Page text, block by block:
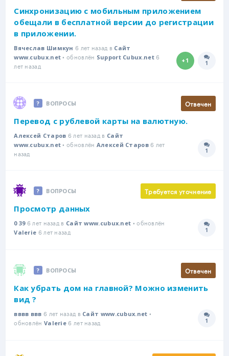
Синхронизацию с мобильным приложением
обещали в бесплатной версии до регистрации
в приложении.
Вячеслав Шимкун 6 лет назад в Сайт
www.cubux.net • обновлён Support Cubux.net6
лет назад
+1 1
ВОПРОСЫ Отвечен
Перевод с рублевой карты на валютную.
Алексей Старов 6 лет назад в Сайт
www.cubux.net • обновлён Алексей Старов6 лет
назад
1
ВОПРОСЫ Требуется уточнение
Просмотр данных
0 396 лет назад в Сайт www.cubux.net • обновлён
Valerie 6 лет назад 1
ВОПРОСЫ Отвечен
Как убрать дом на главной? Можно изменить
вид ?
вввв ввв 6 лет назад в Сайт www.cubux.net •
обновлён Valerie 6 лет назад 1